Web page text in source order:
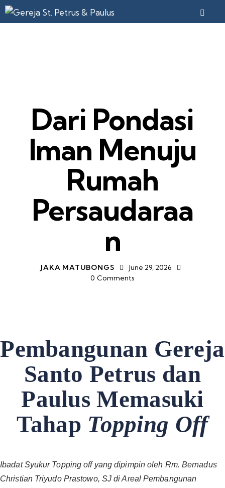
‎Dari Pondasi
Iman Menuju
Rumah
Persaudaraa
n
JAKA MATUBONGS
June 29, 2026
0 Comments
Pembangunan Gereja
Santo Petrus dan
Paulus Memasuki
Tahap Topping Off
Ibadat Syukur Topping off yang dipimpin oleh Rm. Bernadus
Christian Triyudo Prastowo, SJ di Areal Pembangunan